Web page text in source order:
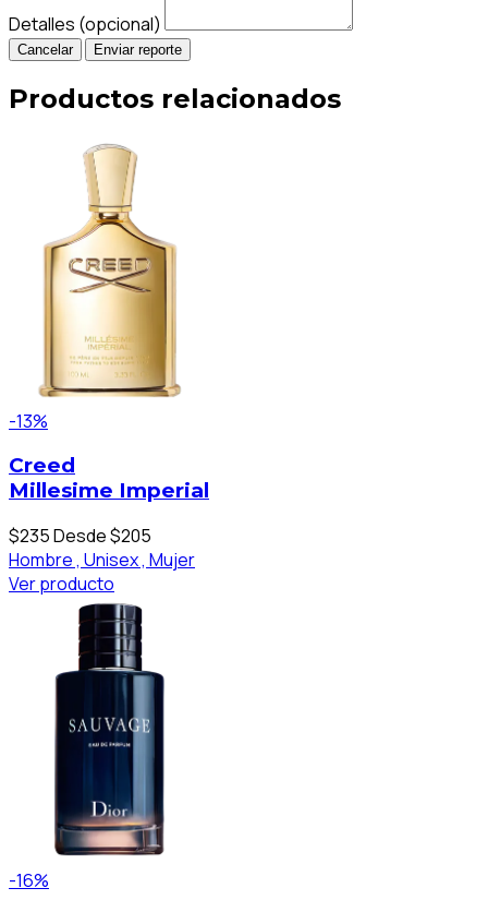
Detalles (opcional)
Cancelar Enviar reporte
Productos relacionados
-13%
Creed
Millesime Imperial
$235Desde $205
Hombre , Unisex , Mujer
Ver producto
-16%